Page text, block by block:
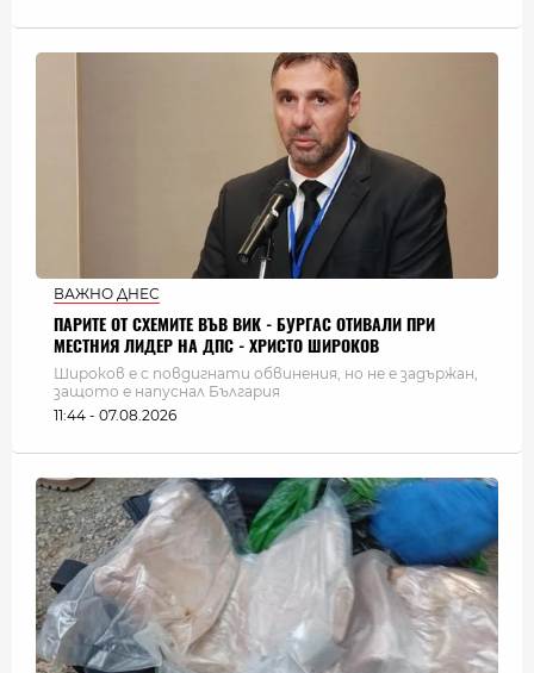
ВАЖНО ДНЕС
ПАРИТЕ ОТ СХЕМИТЕ ВЪВ ВИК - БУРГАС ОТИВАЛИ ПРИ
МЕСТНИЯ ЛИДЕР НА ДПС - ХРИСТО ШИРОКОВ
Широков е с повдигнати обвинения, но не е задържан,
защото е напуснал България
11:44 - 07.08.2026